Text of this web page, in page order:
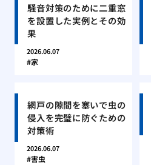
騒音対策のために二重窓
を設置した実例とその効
果
2026.06.07
家
網戸の隙間を塞いで虫の
侵入を完璧に防ぐための
対策術
2026.06.07
害虫